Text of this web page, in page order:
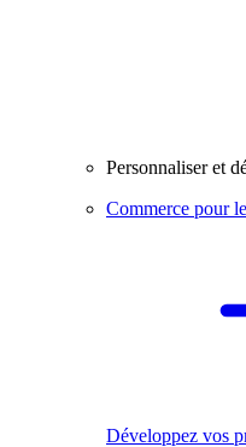
Personnaliser et
Commerce pour
Développez vos